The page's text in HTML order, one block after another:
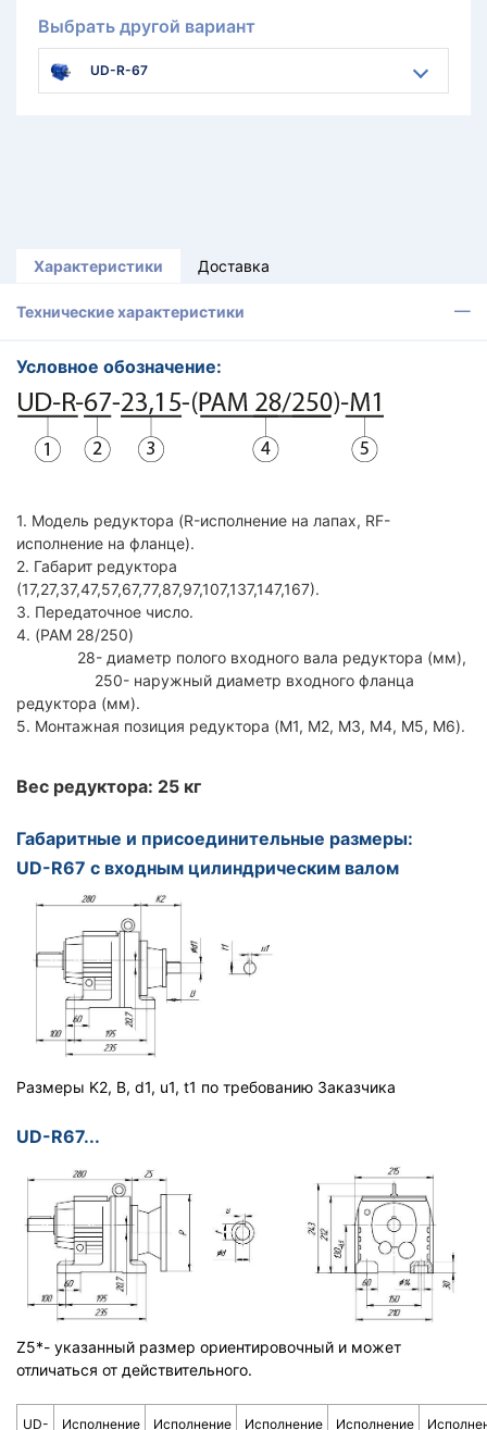
Выбрать другой вариант
UD-R-67
Характеристики Доставка
Технические характеристики
Условное обозначение:
1. Модель редуктора (R-исполнение на лапах, RF-
исполнение на фланце).
2. Габарит редуктора
(17,27,37,47,57,67,77,87,97,107,137,147,167).
3. Передаточное число.
4. (PAM 28/250)
28- диаметр полого входного вала редуктора (мм),
250- наружный диаметр входного фланца
редуктора (мм).
5. Монтажная позиция редуктора (M1, M2, M3, M4, M5, M6).
Вес редуктора: 25 кг
Габаритные и присоединительные размеры:
UD-R67 с входным цилиндрическим валом
Размеры K2, B, d1, u1, t1 по требованию Заказчика
UD-R67...
Z5*- указанный размер ориентировочный и может
отличаться от действительного.
UD- Исполнение Исполнение Исполнение Исполнение